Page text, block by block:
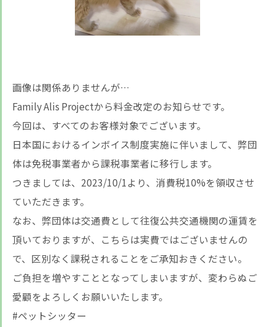
画像は関係ありませんが…
Family Alis Projectから料金改定のお知らせです。
今回は、すべてのお客様対象でございます。
日本国におけるインボイス制度実施に伴いまして、弊団
体は免税事業者から課税事業者に移行します。
つきましては、2023/10/1より、消費税10%を領収させ
ていただきます。
なお、弊団体は交通費として往復公共交通機関の運賃を
頂いておりますが、こちらは実費ではございませんの
で、区別なく課税されることをご承知おきください。
ご負担を増やすこととなってしまいますが、変わらぬご
愛顧をよろしくお願いいたします。
#ペットシッター